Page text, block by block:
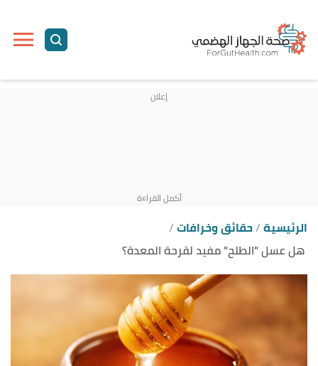
الرئيسية حقائق وخرافات
هل عسل "الطلح" مفيد لقرحة المعدة؟